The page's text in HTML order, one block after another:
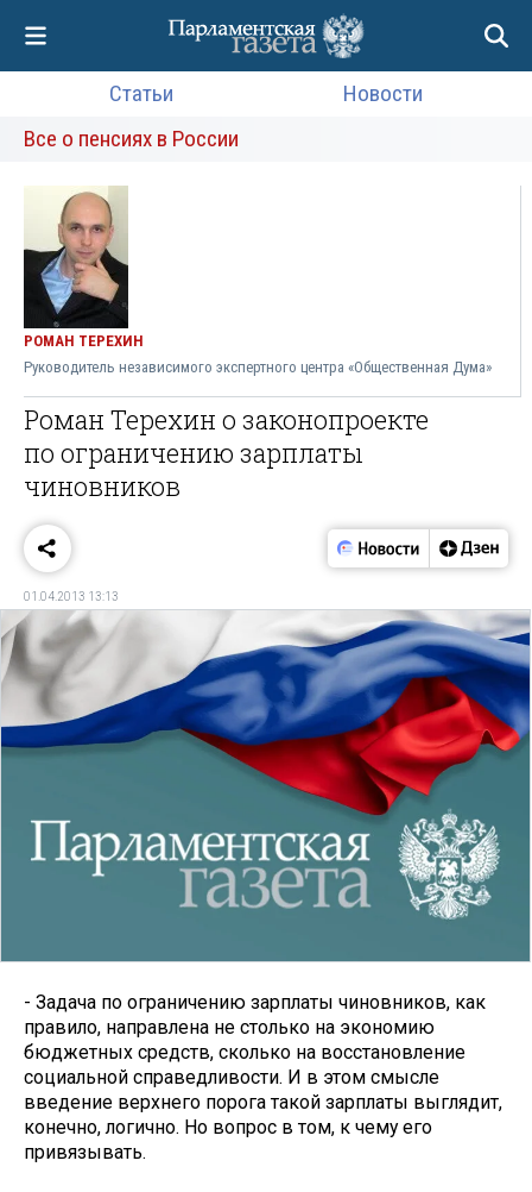
Статьи
Новости
Все о пенсиях в России
РОМАН ТЕРЕХИН
Руководитель независимого экспертного центра «Общественная Дума»
Роман Терехин о законопроекте
по ограничению зарплаты
чиновников
01.04.2013 13:13
- Задача по ограничению зарплаты чиновников, как
правило, направлена не столько на экономию
бюджетных средств, сколько на восстановление
социальной справедливости. И в этом смысле
введение верхнего порога такой зарплаты выглядит,
конечно, логично. Но вопрос в том, к чему его
привязывать.